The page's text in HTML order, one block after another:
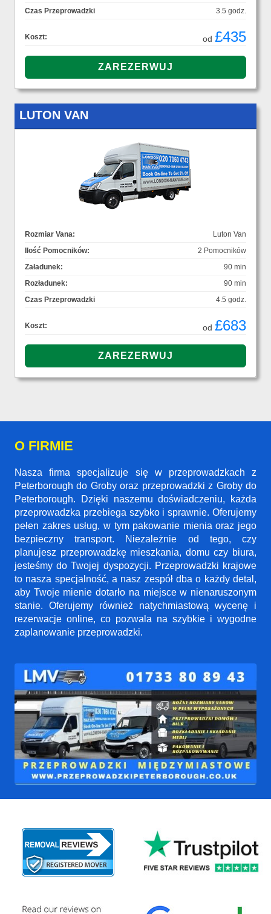
Czas Przeprowadzki
3.5 godz.
Koszt: od £435
LUTON VAN
Rozmiar Vana:
Luton Van
Ilość Pomocników:
2 Pomocników
Załadunek:
90 min
Rozładunek:
90 min
Czas Przeprowadzki
4.5 godz.
Koszt: od £683
O FIRMIE
Nasza firma specjalizuje się w przeprowadzkach z
Peterborough do Groby oraz przeprowadzki z Groby do
Peterborough. Dzięki naszemu doświadczeniu, każda
przeprowadzka przebiega szybko i sprawnie. Oferujemy
pełen zakres usług, w tym pakowanie mienia oraz jego
bezpieczny transport. Niezależnie od tego, czy
planujesz przeprowadzkę mieszkania, domu czy biura,
jesteśmy do Twojej dyspozycji. Przeprowadzki krajowe
to nasza specjalność, a nasz zespół dba o każdy detal,
aby Twoje mienie dotarło na miejsce w nienaruszonym
stanie. Oferujemy również natychmiastową wycenę i
rezerwacje online, co pozwala na szybkie i wygodne
zaplanowanie przeprowadzki.